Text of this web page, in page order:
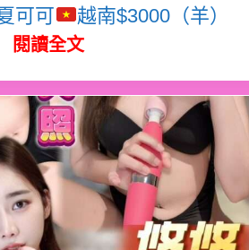
可可 越南$3000（羊）
閱讀全文